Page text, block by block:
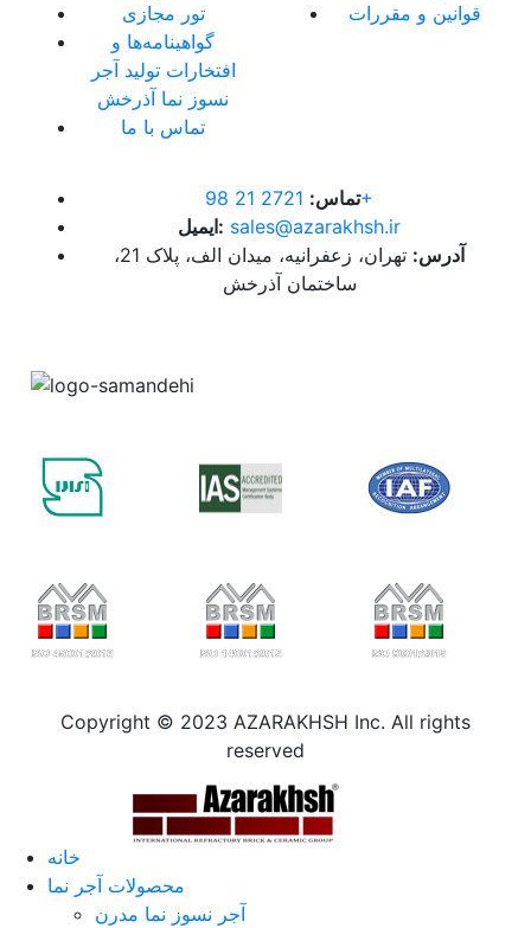
تور مجازی
گواهینامه‌ها و
افتخارات تولید آجر
نسوز نما آذرخش
تماس با ما
قوانین و مقررات
تماس:2721 21 98+
ایمیل: sales@azarakhsh.ir
آدرس:
تهران، زعفرانیه، میدان الف، پلاک 21،
ساختمان آذرخش
Copyright © 2023 AZARAKHSH Inc. All rights
reserved
خانه
محصولات آجر نما
آجر نسوز نما مدرن